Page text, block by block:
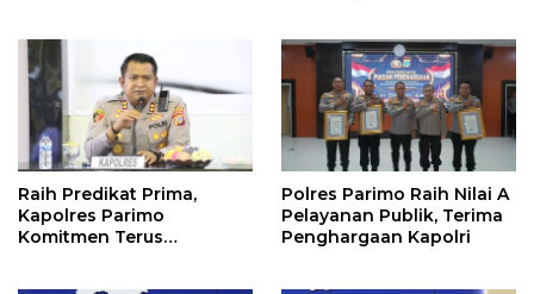
Raih Predikat Prima,
Kapolres Parimo
Komitmen Terus
Polres Parimo Raih Nilai A
Pelayanan Publik, Terima
Penghargaan Kapolri